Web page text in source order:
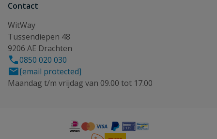
Contact
WitWay
Tussendiepen 48
9206 AE Drachten
0850 020 030
[email protected]
Maandag t/m vrijdag van 09.00 tot 17.00